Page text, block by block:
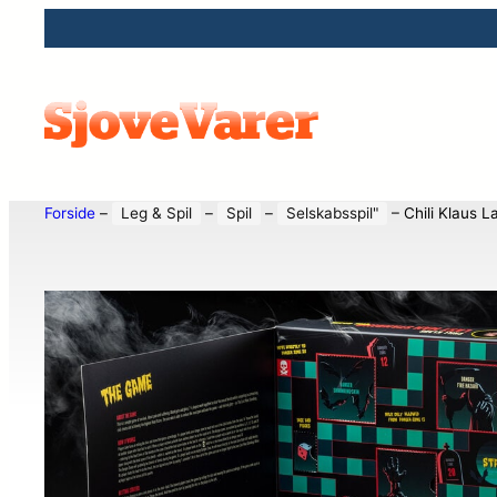
Forside – Leg & Spil – Spil – Selskabsspil" – Chili Klaus